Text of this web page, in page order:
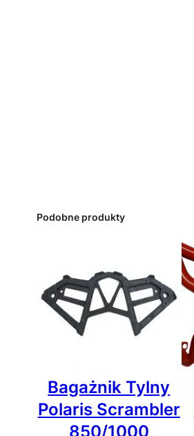
Podobne produkty
Bagażnik Tylny
Polaris Scrambler
850/1000